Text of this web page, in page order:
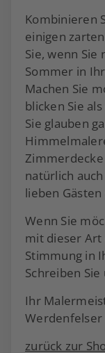
Kombinieren
einigen
Sie, wenn Sie
Sommer in
Machen Sie
blicken Sie
Sie glauben
natürlich
lieben
Wenn Sie
mit dieser Art
Stimmung in
Schreiben
Ihr
Werdenfelser
zurück zur